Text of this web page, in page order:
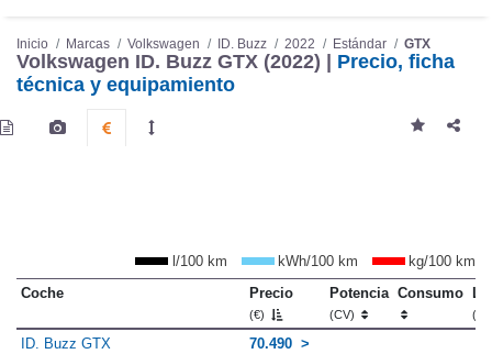
Inicio Marcas Volkswagen ID. Buzz 2022 Estándar GTX
Volkswagen ID. Buzz GTX (2022) | Precio, ficha
técnica y equipamiento
l/100 km kWh/100 km
kg/100 km
Coche
Precio
(€)
Potencia
(CV)
Consumo
ID. Buzz GTX
70.490